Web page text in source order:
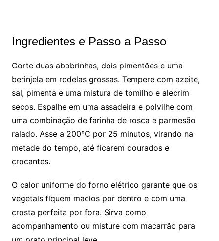
Ingredientes e Passo a Passo
Corte duas abobrinhas, dois pimentões e uma
berinjela em rodelas grossas. Tempere com azeite,
sal, pimenta e uma mistura de tomilho e alecrim
secos. Espalhe em uma assadeira e polvilhe com
uma combinação de farinha de rosca e parmesão
ralado. Asse a 200°C por 25 minutos, virando na
metade do tempo, até ficarem dourados e
crocantes.
O calor uniforme do forno elétrico garante que os
vegetais fiquem macios por dentro e com uma
crosta perfeita por fora. Sirva como
acompanhamento ou misture com macarrão para